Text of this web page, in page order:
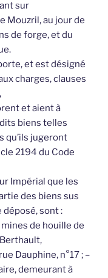
sur
Mouzril, au jour de
de forge, et du
et est désigné
charges, clauses
et aient à
biens telles
qu’ils jugeront
2194 du Code
Impérial que les
des biens sus
déposé, sont :
de houille de
Dauphine, n°17 ; –
demeurant à